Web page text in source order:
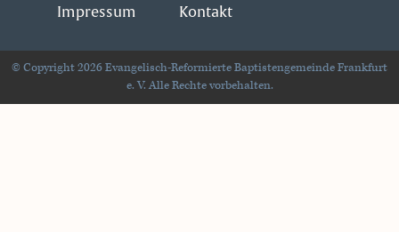
Impressum Kontakt
© Copyright 2026 Evangelisch-Reformierte Baptistengemeinde Frankfurt
e. V. Alle Rechte vorbehalten.